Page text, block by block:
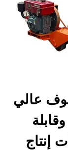
عالي
إنتاج